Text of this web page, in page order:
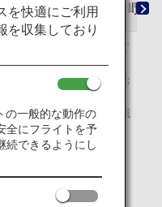
取り忘れ・引き取り間違
目的地まで大切に扱って
う場合もあります。
たしますことを心よりお
は不具合を解消すべく誠
を快適にご利用
を収集しており
の一般的な動作の
全にフライトを予
続できるようにし